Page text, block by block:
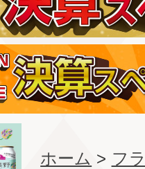
ホーム > フ